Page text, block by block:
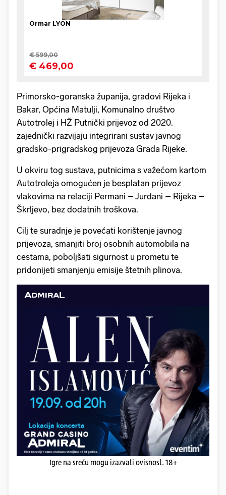
Primorsko-goranska županija, gradovi Rijeka i
Bakar, Općina Matulji, Komunalno društvo
Autotrolej i HŽ Putnički prijevoz od 2020.
zajednički razvijaju integrirani sustav javnog
gradsko-prigradskog prijevoza Grada Rijeke.
U okviru tog sustava, putnicima s važećom kartom
Autotroleja omogućen je besplatan prijevoz
vlakovima na relaciji Permani – Jurdani – Rijeka –
Škrljevo, bez dodatnih troškova.
Cilj te suradnje je povećati korištenje javnog
prijevoza, smanjiti broj osobnih automobila na
cestama, poboljšati sigurnost u prometu te
pridonijeti smanjenju emisije štetnih plinova.
Igre na sreću mogu izazvati ovisnost. 18+